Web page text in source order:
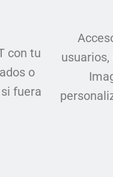
con tu
o
fuera